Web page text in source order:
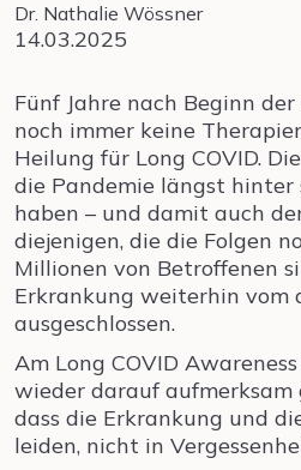
Dr. Nathalie Wössner
14.03.2025
Fünf Jahre nach Beginn
noch immer keine
Heilung für Long COVID.
die Pandemie längst hinter
haben – und damit auch
diejenigen, die die Folgen
Millionen von Betroffenen
Erkrankung weiterhin vom
ausgeschlossen.
Am Long COVID
wieder darauf aufmerksam
dass die Erkrankung und
leiden, nicht in